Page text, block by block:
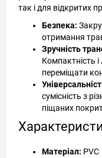
так і для відкритих
Безпека:
отримання
Зручність
Компактність
переміщати
сумісність з
піщаних
Матеріал: PVC